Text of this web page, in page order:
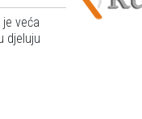
veća
djeluju